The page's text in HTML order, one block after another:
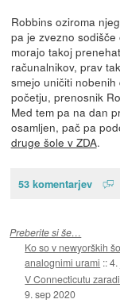
Robbins oziroma
pa je zvezno sodišče
morajo takoj
računalnikov, prav
smejo uničiti
početju, prenosnik
Med tem pa na dan
osamljen, pač pa
druge šole v ZDA.
53 komentarjev
Preberite si še…
Ko so v newyorških
analognimi urami ::
V Connecticutu
9. sep 2020